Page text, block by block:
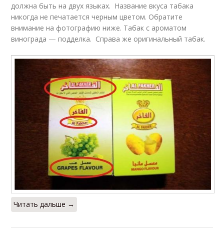
должна быть на двух языках. Название вкуса табака
никогда не печатается черным цветом. Обратите
внимание на фотографию ниже. Табак с ароматом
винограда — подделка. Справа же оригинальный табак.
Читать дальше →